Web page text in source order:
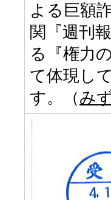
よる巨額
関『週刊
る『権力
て体現し
す。（み